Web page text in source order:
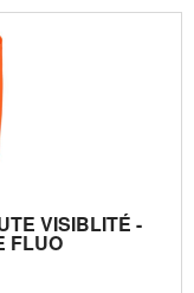
VISIBLITÉ -
FLUO